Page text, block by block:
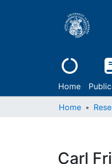
Home
Home
Carl